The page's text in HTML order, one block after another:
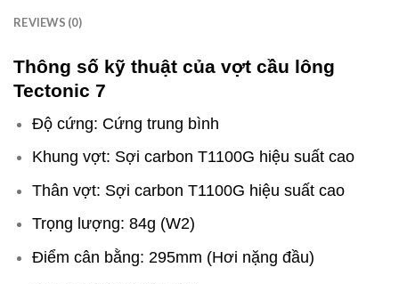
REVIEWS (0)
Thông số kỹ thuật của vợt cầu lông
Tectonic 7
Độ cứng: Cứng trung bình
Khung vợt: Sợi carbon T1100G hiệu suất cao
Thân vợt: Sợi carbon T1100G hiệu suất cao
Trọng lượng: 84g (W2)
Điểm cân bằng: 295mm (Hơi nặng đầu)